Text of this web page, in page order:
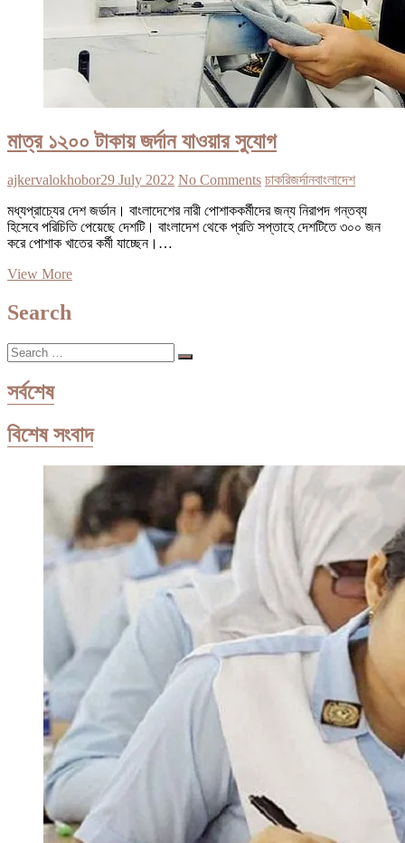
মাত্র ১২০০ টাকায় জর্দান যাওয়ার সুযোগ
ajkervalokhobor29 July 2022 No Comments চাকরিজর্দানবাংলাদেশ
মধ্যপ্রাচ্যের দেশ জর্ডান। বাংলাদেশের নারী পোশাককর্মীদের জন্য নিরাপদ গন্তব্য
হিসেবে পরিচিতি পেয়েছে দেশটি। বাংলাদেশ থেকে প্রতি সপ্তাহে দেশটিতে ৩০০ জন
করে পোশাক খাতের কর্মী যাচ্ছেন।…
View Moreমাত্র
Search
Search
…
সর্বশেষ
বিশেষ সংবাদ